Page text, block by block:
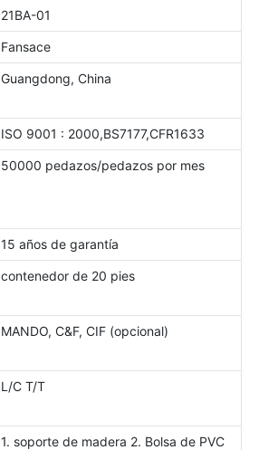
21BA-01
Fansace
Guangdong, China
ISO 9001 : 2000,BS7177,CFR1633
50000 pedazos/pedazos por mes
15 años de garantía
contenedor de 20 pies
MANDO, C&F, CIF (opcional)
L/C T/T
1. soporte de madera 2. Bolsa de PVC